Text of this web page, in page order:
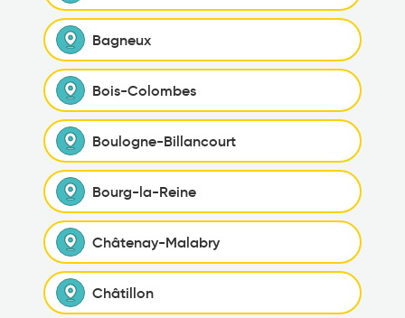
Bagneux
Bois-Colombes
Boulogne-Billancourt
Bourg-la-Reine
Châtenay-Malabry
Châtillon